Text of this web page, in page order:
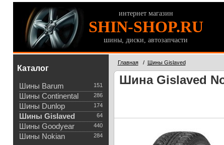
интернет магазин
SHIN-SHOP.RU
шины, диски, автозапчасти
Каталог
151
Шины Barum
286
Шины Continental
174
Шины Dunlop
64
Шины Gislaved
440
Шины Goodyear
284
Шины Nokian
Главная/ Шины Gislaved
Шина Gislaved